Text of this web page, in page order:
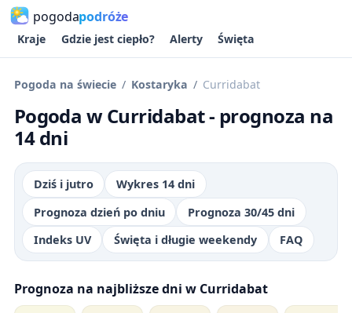
pogodapodróże
Kraje Gdzie jest ciepło? Alerty Święta
Pogoda na świecie Kostaryka Curridabat
Pogoda w Curridabat - prognoza na
14 dni
Dziś i jutro
Wykres 14 dni
Prognoza dzień po dniu
Prognoza 30/45 dni
Indeks UV
Święta i długie weekendy FAQ
Prognoza na najbliższe dni w Curridabat